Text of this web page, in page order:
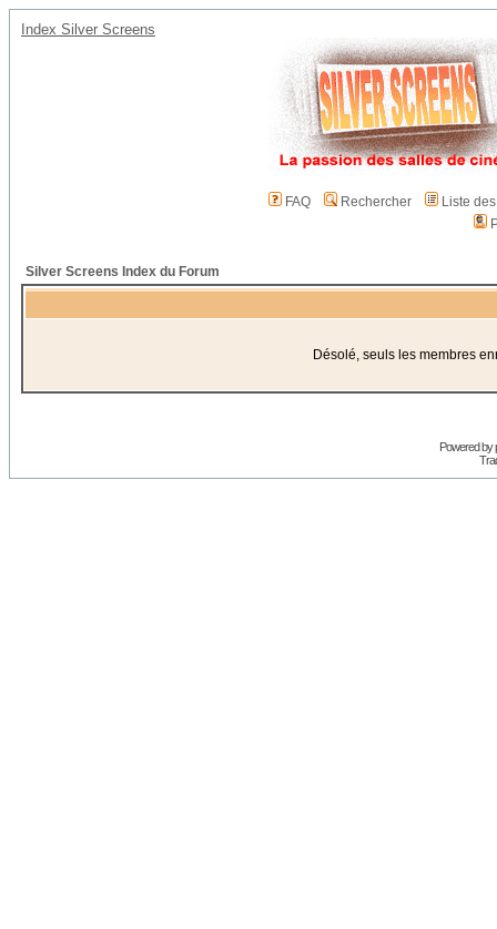
Index Silver Screens
FAQ Rechercher
Liste
Silver Screens Index du Forum
Désolé, seuls les membres
Powered by